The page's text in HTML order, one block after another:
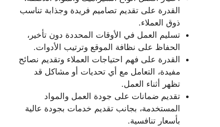
القدرة على تقديم تصاميم فريدة وجذابة تناسب
ذوق العملاء.
تسليم العمل في الأوقات المحددة دون تأخير،
الحفاظ على نظافة الموقع وترتيب الأدوات.
القدرة على فهم احتياجات العملاء وتقديم نصائح
مفيدة، التعامل مع أي تحديات أو مشاكل قد
تظهر أثناء العمل.
تقديم ضمانات على جودة العمل والمواد
المستخدمة، بجانب تقديم خدمات بجودة عالية
بأسعار تنافسية.